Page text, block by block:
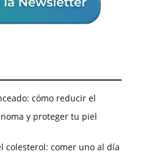
cómo reducir el
y proteger tu piel
colesterol: comer uno al día